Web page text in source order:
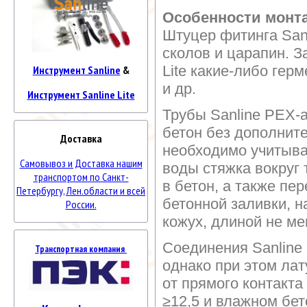
Инструмент Sanline &
Инструмент Sanline Lite
Доставка
Самовывоз и Доставка нашим
транспортом по Санкт-
Петербургу, Лен.области и всей
России.
Транспортная компания
Особенности
Штуцер фитинга
сколов и царапин.
Lite какие-либо
и др.
Трубы Sanline PEX-
бетон без
необходимо
воды стяжка вокруг
в бетон, а также
бетонной заливки,
кожух, длиной не
Соединения Sanline
однако при этом
от прямого
≥12,5 и влажном